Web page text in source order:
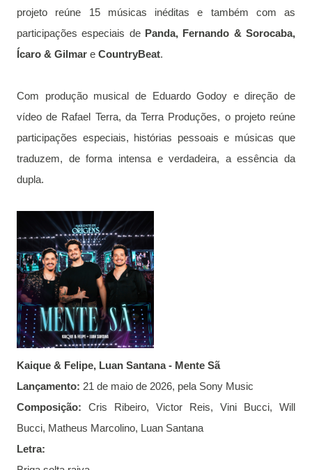
projeto reúne 15 músicas inéditas e também com as
participações especiais de Panda, Fernando & Sorocaba,
Ícaro & Gilmar e CountryBeat.
Com produção musical de Eduardo Godoy e direção de
vídeo de Rafael Terra, da Terra Produções, o projeto reúne
participações especiais, histórias pessoais e músicas que
traduzem, de forma intensa e verdadeira, a essência da
dupla.
Kaique & Felipe, Luan Santana - Mente Sã
Lançamento: 21 de maio de 2026, pela Sony Music
Composição: Cris Ribeiro, Victor Reis, Vini Bucci, Will
Bucci, Matheus Marcolino, Luan Santana
Letra: